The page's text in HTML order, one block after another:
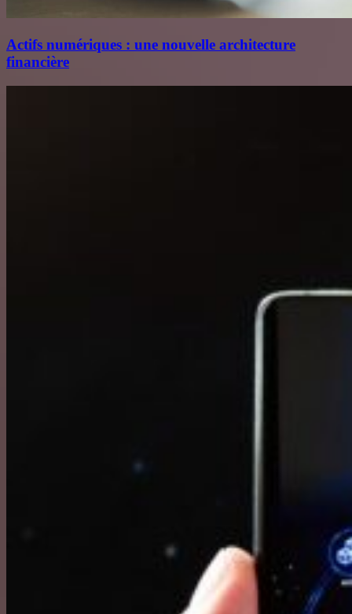
Actifs numériques : une nouvelle architecture
financière